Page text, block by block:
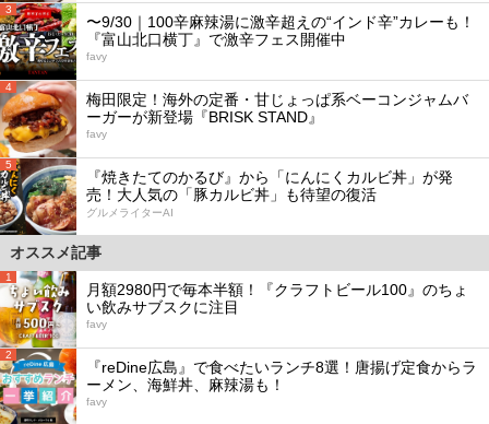
3
〜9/30｜100辛麻辣湯に激辛超えの“インド辛”カレーも！
『富山北口横丁』で激辛フェス開催中
favy
4
梅田限定！海外の定番・甘じょっぱ系ベーコンジャムバ
ーガーが新登場『BRISK STAND』
favy
5
『焼きたてのかるび』から「にんにくカルビ丼」が発
売！大人気の「豚カルビ丼」も待望の復活
グルメライターAI
オススメ記事
1
月額2980円で毎本半額！『クラフトビール100』のちょ
い飲みサブスクに注目
favy
2
『reDine広島』で食べたいランチ8選！唐揚げ定食からラ
ーメン、海鮮丼、麻辣湯も！
favy